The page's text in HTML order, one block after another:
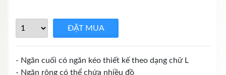
- Ngăn cuối có ngăn kéo thiết kế theo dạng chữ L
- Ngăn rộng có thể chứa nhiều đồ